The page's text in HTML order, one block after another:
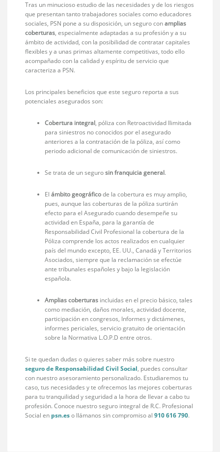
Tras un minucioso estudio de las necesidades y de los riesgos
que presentan tanto trabajadores sociales como educadores
sociales, PSN pone a su disposición, un seguro conamplias
coberturas, especialmente adaptadas a su profesión y a su
ámbito de actividad, con la posibilidad de contratar capitales
flexibles y a unas primas altamente competitivas, todo ello
acompañado con la calidad y espíritu de servicio que
caracteriza a PSN.
Los principales beneficios que este seguro reporta a sus
potenciales asegurados son:
Cobertura integral, póliza con Retroactividad Ilimitada
para siniestros no conocidos por el asegurado
anteriores a la contratación de la póliza, así como
periodo adicional de comunicación de siniestros.
Se trata de un segurosin franquicia general.
Elámbito geográficode la cobertura es muy amplio,
pues, aunque las coberturas de la póliza surtirán
efecto para el Asegurado cuando desempeñe su
actividad en España, para la garantía de
Responsabilidad Civil Profesional la cobertura de la
Póliza comprende los actos realizados en cualquier
país del mundo excepto, EE. UU., Canadá y Territorios
Asociados, siempre que la reclamación se efectúe
ante tribunales españoles y bajo la legislación
española.
Amplias coberturas incluidas en el precio básico, tales
como mediación, daños morales, actividad docente,
participación en congresos, Informes y dictámenes,
informes periciales, servicio gratuito de orientación
sobre la Normativa L.O.P.D entre otros.
Si te quedan dudas o quieres saber más sobre nuestro
seguro de Responsabilidad Civil Social, puedes consultar
con nuestro asesoramiento personalizado. Estudiaremos tu
caso, tus necesidades y te ofrecemos las mejores coberturas
para tu tranquilidad y seguridad a la hora de llevar a cabo tu
profesión. Conoce nuestro seguro integral de R.C. Profesional
Social en psn.eso llámanos sin compromiso al910 616 790.